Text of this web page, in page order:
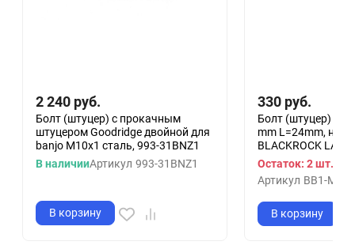
2 240 руб.
Болт (штуцер) с прокачным
штуцером Goodridge двойной для
banjo M10x1 сталь, 993-31BNZ1
В наличииАртикул 993-31BNZ1
В корзину
330 руб.
Болт (штуцер)
mm L=24mm,
BLACKROCK LAB
Остаток: 2 шт.
Артикул BB1-
В корзину